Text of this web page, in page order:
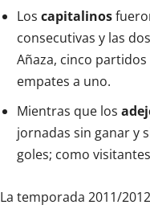
Los capitalinos
consecutivas y las
Añaza, cinco
empates a uno.
Mientras que los
jornadas sin ganar y
goles; como
La temporada 2011/